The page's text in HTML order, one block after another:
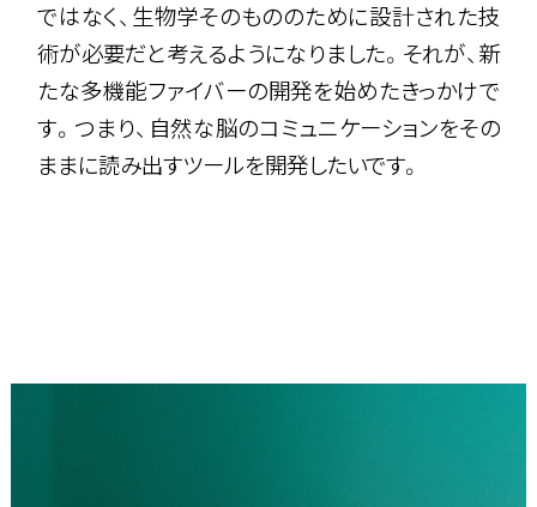
ではなく、生物学そのもののために設計された技
術が必要だと考えるようになりました。それが、新
たな多機能ファイバーの開発を始めたきっかけで
す。つまり、自然な脳のコミュニケーションをその
ままに読み出すツールを開発したいです。